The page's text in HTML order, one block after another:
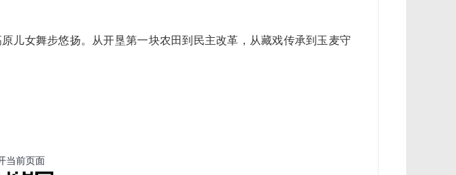
儿女舞步悠扬。从开垦第一块农田到民主改革，从藏戏传承到玉麦守
当前页面